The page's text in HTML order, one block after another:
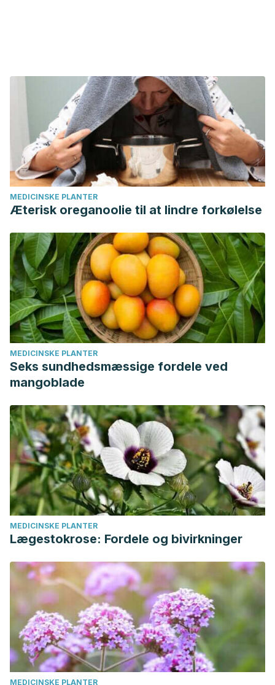
MEDICINSKE PLANTER
Æterisk oreganoolie til at lindre forkølelse
MEDICINSKE PLANTER
Seks sundhedsmæssige fordele ved
mangoblade
MEDICINSKE PLANTER
Lægestokrose: Fordele og bivirkninger
MEDICINSKE PLANTER